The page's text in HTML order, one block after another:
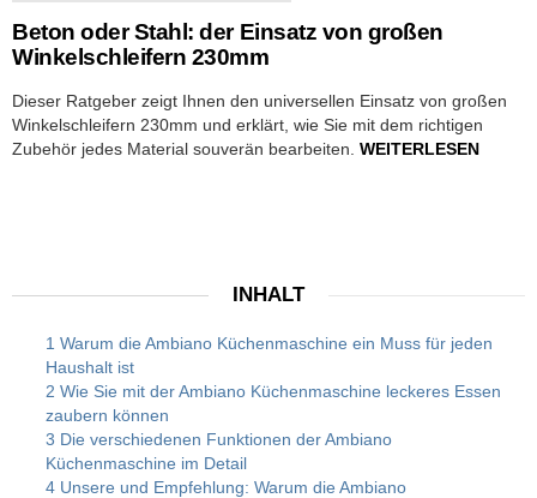
Beton oder Stahl: der Einsatz von großen
Winkelschleifern 230mm
Dieser Ratgeber zeigt Ihnen den universellen Einsatz von großen
Winkelschleifern 230mm und erklärt, wie Sie mit dem richtigen
Zubehör jedes Material souverän bearbeiten. WEITERLESEN
INHALT
1 Warum die Ambiano Küchenmaschine ein Muss für jeden
Haushalt ist
2 Wie Sie mit der Ambiano Küchenmaschine leckeres Essen
zaubern können
3 Die verschiedenen Funktionen der Ambiano
Küchenmaschine im Detail
4 Unsere und Empfehlung: Warum die Ambiano